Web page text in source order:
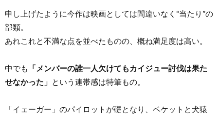
申し上げたように今作は映画としては間違いなく“当たり”の
部類。
あれこれと不満な点を並べたものの、概ね満足度は高い。
中でも 「メンバーの誰一人欠けてもカイジュー討伐は果た
せなかった」 という連帯感は特筆もの。
「イェーガー」のパイロットが礎となり、ベケットと犬猿